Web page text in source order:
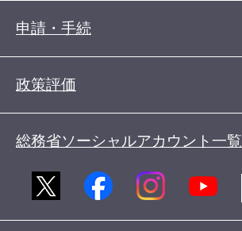
申請・手続
政策評価
総務省ソーシャルアカウント一覧